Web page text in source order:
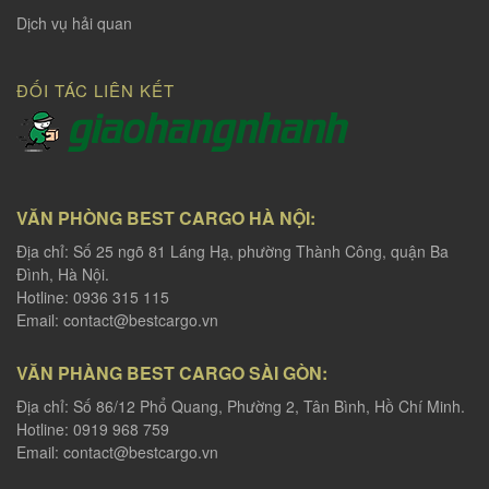
Dịch vụ hải quan
ĐỐI TÁC LIÊN KẾT
VĂN PHÒNG BEST CARGO HÀ NỘI:
Địa chỉ: Số 25 ngõ 81 Láng Hạ, phường Thành Công, quận Ba
Đình, Hà Nội.
Hotline: 0936 315 115
Email: contact@bestcargo.vn
VĂN PHÀNG BEST CARGO SÀI GÒN:
Địa chỉ: Số 86/12 Phổ Quang, Phường 2, Tân Bình, Hồ Chí Minh.
Hotline: 0919 968 759
Email: contact@bestcargo.vn